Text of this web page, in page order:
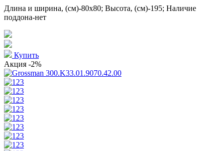
Длина и ширина, (см)-80x80; Высота, (см)-195; Наличие
поддона-нет
Купить
Акция -2%